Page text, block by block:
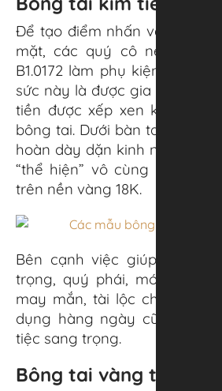
Để tạo điểm nhấn và sự phá
mặt, các quý cô nên chọn
B1.0172 làm phụ kiện. Ưu
sức này là được gia công tỉ
tiền được xếp xen kẽ tạo
bông tai. Dưới bàn tay của
hoàn dày dặn kinh nghiệm,
“thể hiện” vô cùng bắt mắt
trên nền vàng 18K.
Bên cạnh việc giúp tăng
trọng, quý phái, món phụ
may mắn, tài lộc cho chủ
dụng hàng ngày cũng như
tiệc sang trọng.
Bông tai vàng trắng